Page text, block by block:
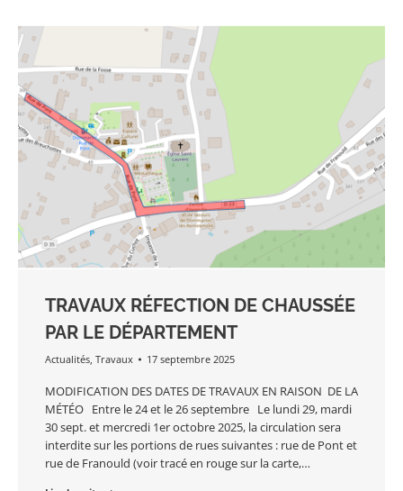
TRAVAUX RÉFECTION DE CHAUSSÉE
PAR LE DÉPARTEMENT
Actualités, Travaux 17 septembre 2025
MODIFICATION DES DATES DE TRAVAUX EN RAISON DE LA
MÉTÉO Entre le 24 et le 26 septembre Le lundi 29, mardi
30 sept. et mercredi 1er octobre 2025, la circulation sera
interdite sur les portions de rues suivantes : rue de Pont et
rue de Franould (voir tracé en rouge sur la carte,…